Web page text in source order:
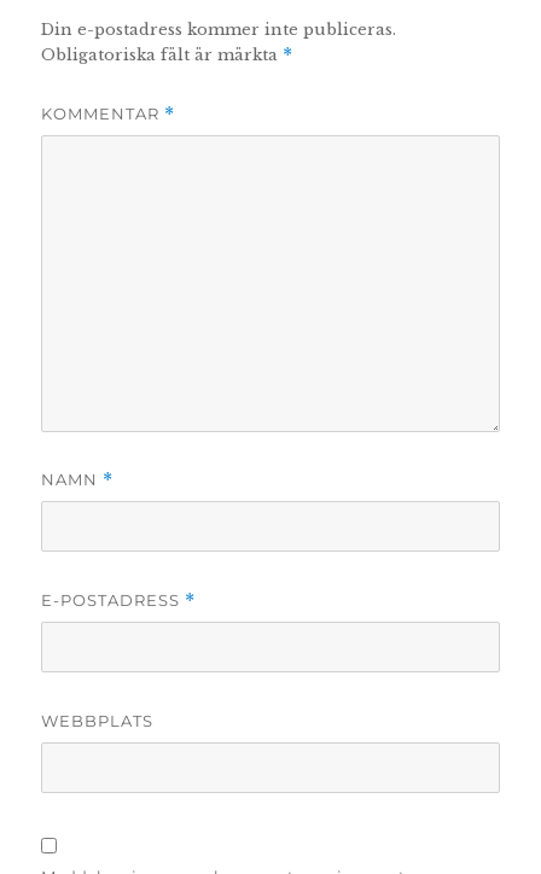
Din e-postadress kommer inte publiceras.
Obligatoriska fält är märkta *
KOMMENTAR *
NAMN *
E-POSTADRESS *
WEBBPLATS